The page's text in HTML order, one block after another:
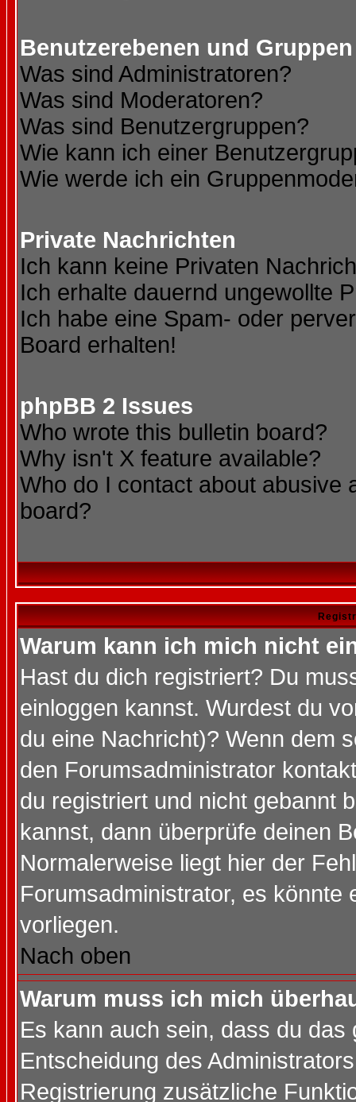
Benutzerebenen und Gruppen
Was sind Administratoren?
Was sind Moderatoren?
Was sind Benutzergruppen?
Wie kann ich einer
Wie werde ich ein
Private Nachrichten
Ich kann keine Privaten
Ich erhalte dauernd ungewollte
Ich habe eine Spam- oder
Board erhalten!
phpBB 2 Issues
Who wrote this bulletin board?
Why isn't X feature available?
Who do I contact about abusive
board?
Warum kann ich mich nicht
Hast du dich registriert? Du
einloggen kannst. Wurdest du
du eine Nachricht)? Wenn dem
den Forumsadministrator
du registriert und nicht gebannt
kannst, dann überprüfe deinen
Normalerweise liegt hier der
Forumsadministrator, es könnte
vorliegen.
Nach oben
Warum muss ich mich
Es kann auch sein, dass du
Entscheidung des
Registrierung zusätzliche